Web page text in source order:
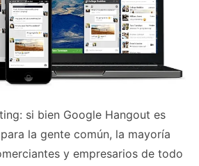
si bien Google Hangout es
la gente común, la mayoría
y empresarios de todo